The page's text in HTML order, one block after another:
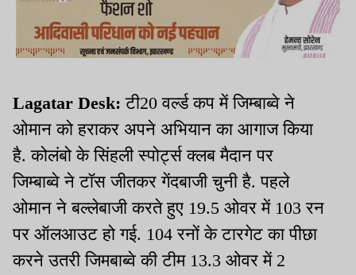
Lagatar Desk:टी20 वर्ल्ड कप में जिम्बाब्वे ने
ओमान को हराकर अपने अभियान का आगाज किया
है. कोलंबो के सिंहली स्पोर्ट्स क्लब मैदान पर
जिम्बाब्वे ने टॉस जीतकर गेंदबाजी चुनी है. पहले
ओमान ने बल्लेबाजी करते हुए 19.5 ओवर में 103 रन
पर ऑलआउट हो गई. 104 रनों के टारगेट का पीछा
करने उतरी जिमबाब्वे की टीम 13.3 ओवर में 2